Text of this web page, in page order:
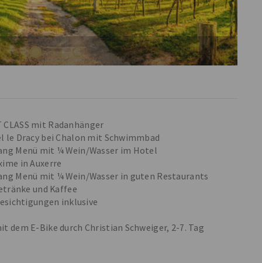
mit Radanhänger
le Dracy bei Chalon mit Schwimmbad
Menü mit ¼ Wein/Wasser im Hotel
in Auxerre
Menü mit ¼ Wein/Wasser in guten Restaurants
und Kaffee
inklusive
dem E-Bike durch Christian Schweiger, 2-7. Tag